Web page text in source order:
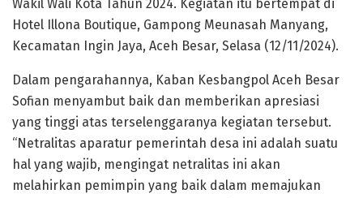
Wakil Wali Kota Tahun 2024. Kegiatan itu bertempat di
Hotel Illona Boutique, Gampong Meunasah Manyang,
Kecamatan Ingin Jaya, Aceh Besar, Selasa (12/11/2024).
Dalam pengarahannya, Kaban Kesbangpol Aceh Besar
Sofian menyambut baik dan memberikan apresiasi
yang tinggi atas terselenggaranya kegiatan tersebut.
“Netralitas aparatur pemerintah desa ini adalah suatu
hal yang wajib, mengingat netralitas ini akan
melahirkan pemimpin yang baik dalam memajukan